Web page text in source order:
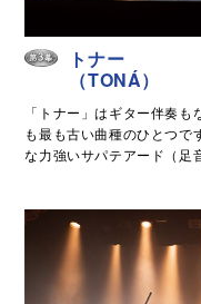
トナー
（TONÁ）
「トナー」はギター伴奏
も最も古い曲種のひとつで
な力強いサパテアード（足